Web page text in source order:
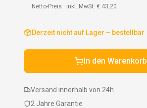
Netto-Preis · inkl. MwSt: € 43,20
Derzeit nicht auf Lager – bestellbar
In den Warenkorb
Versand innerhalb von 24h
2 Jahre Garantie